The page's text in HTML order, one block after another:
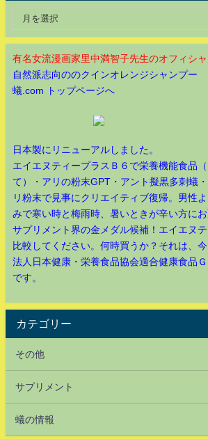
有名女流漫画家里中満智子先生のオフィシャ
自然派志向ののクインオレンジシャンプー
蟻.com トップページへ
日本製にリニューアルしました。
エイエヌティープラスＢ６で栄養機能食品
て）・アリの粉末GPT・アント擬黒多刺蟻
リ粉末で見事にクリエイティブ復帰。男性
みで寒い時と梅雨時、暑いときが辛い方にお
サプリメント界の金メダル候補！エイエヌ
比較してください。何時買うか？それは、
法人日本健康・栄養食品協会適合健康食品
です。
カテゴリー
その他
サプリメント
蟻の情報